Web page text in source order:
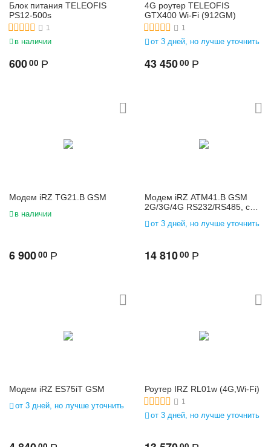
Блок питания TELEOFIS
PS12-500s
1
в наличии
60000 Р
4G роутер TELEOFIS
GTX400 Wi-Fi (912GM)
1
от 3 дней, но лучше уточнить
43 45000 Р
Модем iRZ TG21.B GSM
в наличии
6 90000 Р
Модем iRZ ATM41.B GSM
2G/3G/4G RS232/RS485, со
от 3 дней, но лучше уточнить
14 81000 Р
Модем iRZ ES75iT GSM
от 3 дней, но лучше уточнить
Роутер IRZ RL01w (4G,Wi-Fi)
1
от 3 дней, но лучше уточнить